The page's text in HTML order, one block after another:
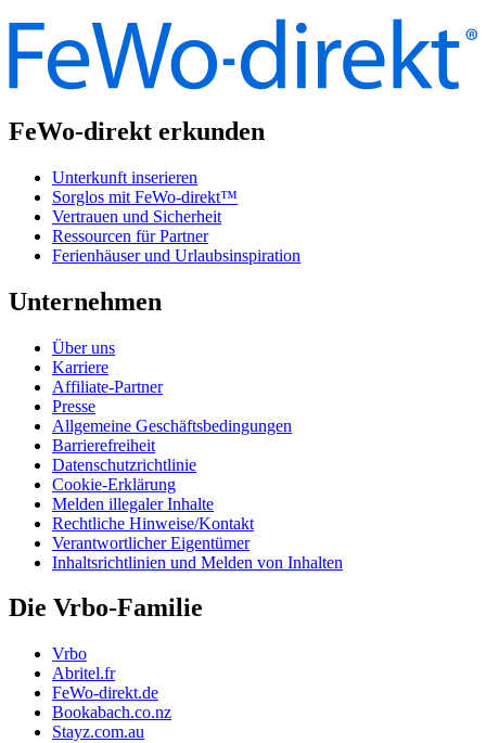
FeWo-direkt erkunden
Unterkunft inserieren
Sorglos mit FeWo-direkt™
Vertrauen und Sicherheit
Ressourcen für Partner
Ferienhäuser und Urlaubsinspiration
Unternehmen
Über uns
Karriere
Affiliate-Partner
Presse
Allgemeine Geschäftsbedingungen
Barrierefreiheit
Datenschutzrichtlinie
Cookie-Erklärung
Melden illegaler Inhalte
Rechtliche Hinweise/Kontakt
Verantwortlicher Eigentümer
Inhaltsrichtlinien und Melden von Inhalten
Die Vrbo-Familie
Vrbo
Abritel.fr
FeWo-direkt.de
Bookabach.co.nz
Stayz.com.au